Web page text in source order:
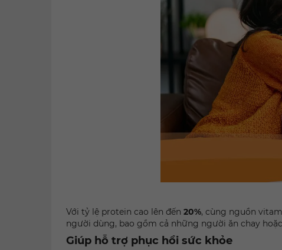
Với tỷ lệ protein cao lên đến 20%, cùng nguồn
người dùng, bao gồm cả những người ăn chay
Giúp hỗ trợ phục hồi sức khỏe